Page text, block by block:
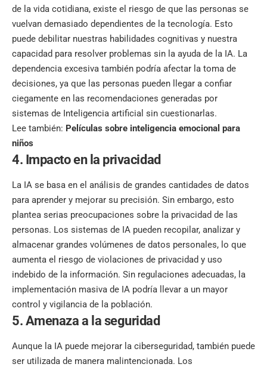
de la vida cotidiana, existe el riesgo de que las personas se
vuelvan demasiado dependientes de la tecnología. Esto
puede debilitar nuestras habilidades cognitivas y nuestra
capacidad para resolver problemas sin la ayuda de la IA. La
dependencia excesiva también podría afectar la toma de
decisiones, ya que las personas pueden llegar a confiar
ciegamente en las recomendaciones generadas por
sistemas de Inteligencia artificial sin cuestionarlas.
Lee también: Películas sobre inteligencia emocional para
niños
4. Impacto en la privacidad
La IA se basa en el análisis de grandes cantidades de datos
para aprender y mejorar su precisión. Sin embargo, esto
plantea serias preocupaciones sobre la privacidad de las
personas. Los sistemas de IA pueden recopilar, analizar y
almacenar grandes volúmenes de datos personales, lo que
aumenta el riesgo de violaciones de privacidad y uso
indebido de la información. Sin regulaciones adecuadas, la
implementación masiva de IA podría llevar a un mayor
control y vigilancia de la población.
5. Amenaza a la seguridad
Aunque la IA puede mejorar la ciberseguridad, también puede
ser utilizada de manera malintencionada. Los